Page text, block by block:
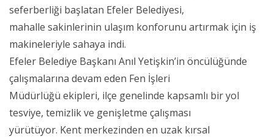
seferberliği başlatan Efeler Belediyesi,
mahalle sakinlerinin ulaşım konforunu artırmak için iş
makineleriyle sahaya indi.
Efeler Belediye Başkanı Anıl Yetişkin’in öncülüğünde
çalışmalarına devam eden Fen İşleri
Müdürlüğü ekipleri, ilçe genelinde kapsamlı bir yol
tesviye, temizlik ve genişletme çalışması
yürütüyor. Kent merkezinden en uzak kırsal